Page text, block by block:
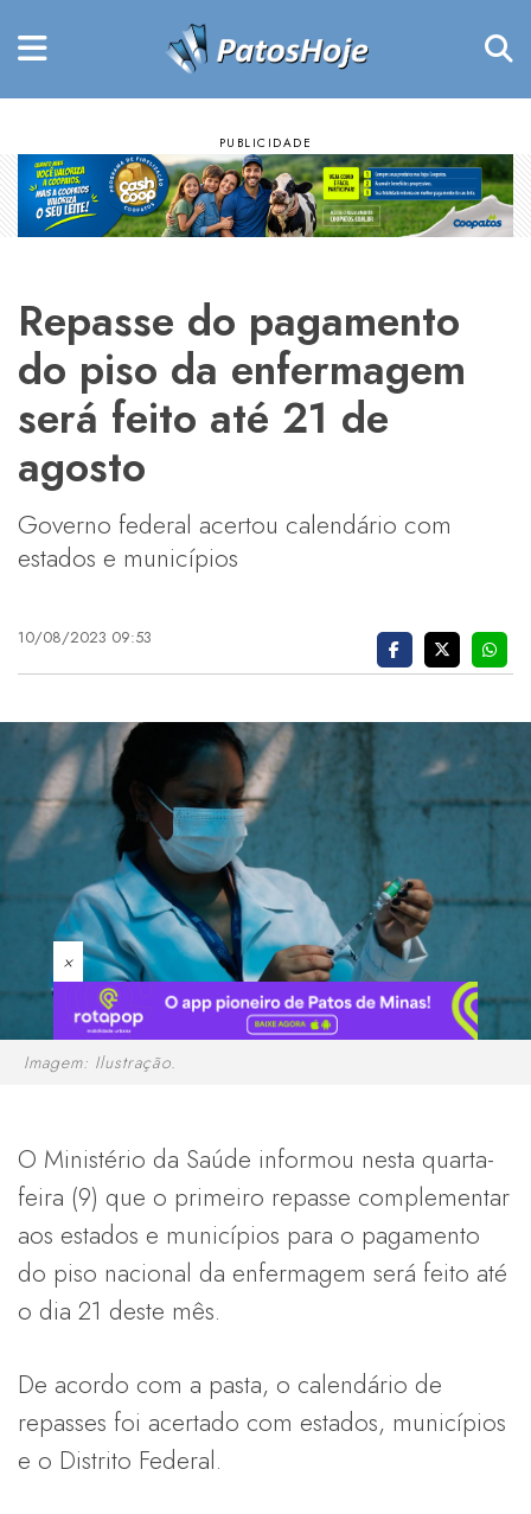
Repasse do pagamento
do piso da enfermagem
será feito até 21 de
agosto
Governo federal acertou calendário com
estados e municípios
10/08/2023 09:53
×
Imagem: Ilustração.
O Ministério da Saúde informou nesta quarta-
feira (9) que o primeiro repasse complementar
aos estados e municípios para o pagamento
do piso nacional da enfermagem será feito até
o dia 21 deste mês.
De acordo com a pasta, o calendário de
repasses foi acertado com estados, municípios
e o Distrito Federal.